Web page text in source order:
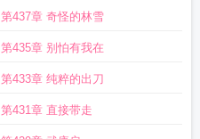
第437章 奇怪的林雪
第435章 别怕有我在
第433章 纯粹的出刀
第431章 直接带走